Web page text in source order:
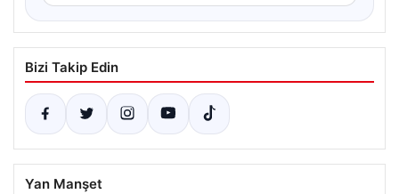
Bizi Takip Edin
Yan Manşet